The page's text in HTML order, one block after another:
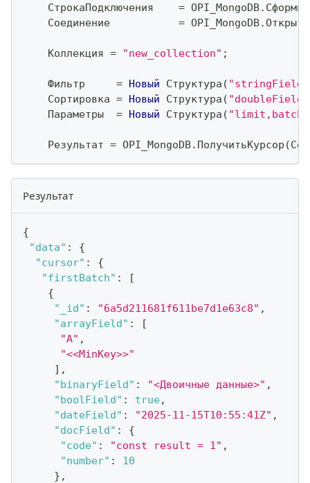
    СтрокаПодключения
= OPI_MongoDB.
    Соединение
= OPI_MongoDB.
    Коллекция
= "new_collection" ;
    Фильтр
= Новый Структура ( "stringField"
    Сортировка
= Новый Структура ( "doubleField"
    Параметры
= Новый Структура (
    Результат
= OPI_MongoDB. ПолучитьКурсор (
Результат
{
"data" :
{
"cursor" :
{
"firstBatch" :
[
{
"_id" : "6a5d211681f611be7d1e63c8" ,
"arrayField" :
[
"A" ,
"<<MinKey>>"
] ,
"binaryField" : "<Двоичные данные>" ,
"boolField" : true,
"dateField" : "2025-11-15T10:55:41Z" ,
"docField" :
{
"code" : "const result = 1" ,
"number" :
10
} ,